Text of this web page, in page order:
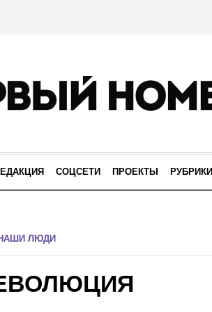
СОЦСЕТИ ПРОЕКТЫ РУБРИКИ
ЛЮДИ